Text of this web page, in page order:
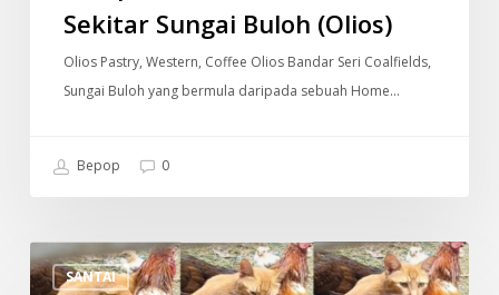
Sekitar Sungai Buloh (Olios)
Olios Pastry, Western, Coffee Olios Bandar Seri Coalfields,
Sungai Buloh yang bermula daripada sebuah Home…
Bepop 0
SANTAI
Gelagat
Kucing